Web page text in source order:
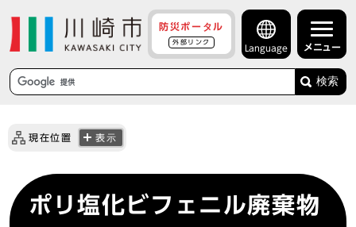
防災ポータル
外部リンク
Language メニュー
検索
現在位置 表示
ポリ塩化ビフェニル廃棄物